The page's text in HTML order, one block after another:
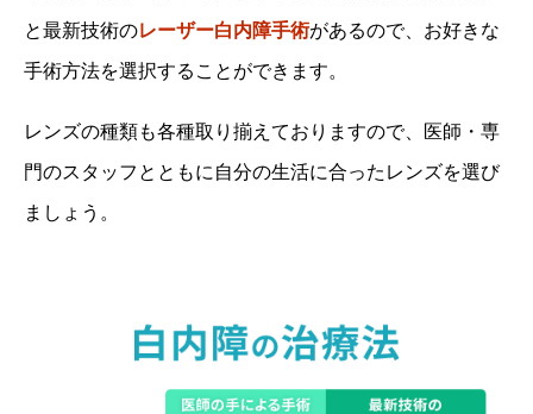
と最新技術のレーザー白内障手術があるので、お好きな
手術方法を選択することができます。
レンズの種類も各種取り揃えておりますので、医師・専
門のスタッフとともに自分の生活に合ったレンズを選び
ましょう。